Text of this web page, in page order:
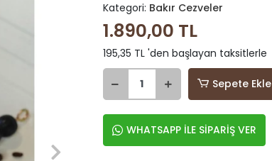
Kategori: Bakır Cezveler
1.890,00 TL
195,35 TL 'den başlayan taksitlerle
Sepete Ekle
WHATSAPP İLE SİPARİŞ VER